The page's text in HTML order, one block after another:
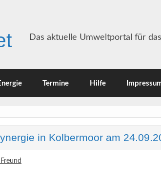
Das aktuelle Umweltportal für
Termine Hilfe
in Kolbermoor am